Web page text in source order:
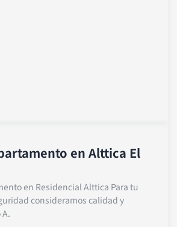
en Alttica El
en Residencial Alttica Para tu
consideramos calidad y